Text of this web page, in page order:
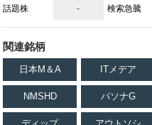
話題株 - 検索急騰
関連銘柄
日本M＆A ITメデア
NMSHD パソナG